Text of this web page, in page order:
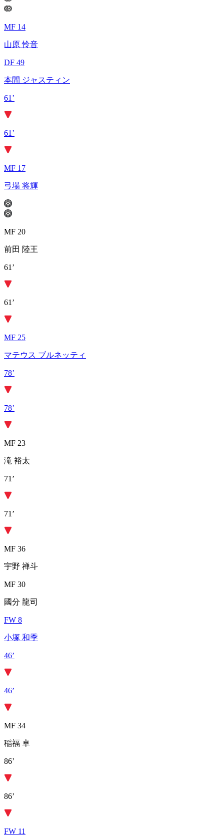
MF 14
山原 怜音
DF 49
本間 ジャスティン
61’
61’
MF 17
弓場 将輝
MF 20
前田 陸王
61’
61’
MF 25
マテウス ブルネッティ
78’
78’
MF 23
滝 裕太
71’
71’
MF 36
宇野 禅斗
MF 30
國分 龍司
FW 8
小塚 和季
46’
46’
MF 34
稲福 卓
86’
86’
FW 11